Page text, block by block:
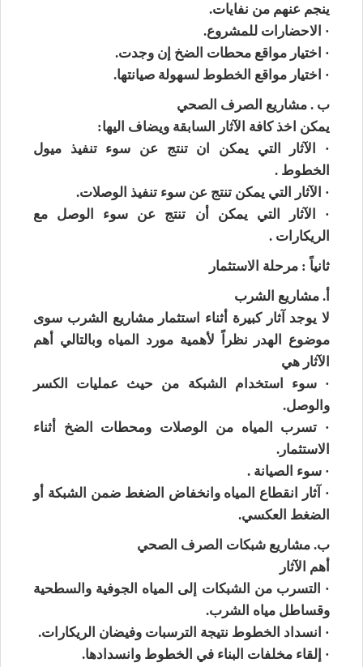
ينجم عنهم من نفايات.
· الاحضارات للمشروع.
· اختيار مواقع محطات الضخ إن وجدت.
· اختيار مواقع الخطوط لسهولة صيانتها.
ب . مشاريع الصرف الصحي
يمكن اخذ كافة الآثار السابقة ويضاف اليها:
· الآثار التي يمكن ان تنتج عن سوء تنفيذ ميول
الخطوط .
· الآثار التي يمكن تنتج عن سوء تنفيذ الوصلات.
· الآثار التي يمكن أن تنتج عن سوء الوصل مع
الريكارات .
ثانياً : مرحلة الاستثمار
أ. مشاريع الشرب
لا يوجد آثار كبيرة أثناء استثمار مشاريع الشرب سوى
موضوع الهدر نظراً لأهمية مورد المياه وبالتالي أهم
الآثار هي
· سوء استخدام الشبكة من حيث عمليات الكسر
والوصل.
· تسرب المياه من الوصلات ومحطات الضخ أثناء
الاستثمار.
· سوء الصيانة .
· آثار انقطاع المياه وانخفاض الضغط ضمن الشبكة أو
الضغط العكسي.
ب. مشاريع شبكات الصرف الصحي
أهم الآثار
· التسرب من الشبكات إلى المياه الجوفية والسطحية
وقساطل مياه الشرب.
· انسداد الخطوط نتيجة الترسبات وفيضان الريكارات.
· إلقاء مخلفات البناء في الخطوط وانسدادها.